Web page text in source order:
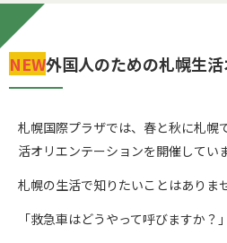
NEW外国人のための札幌生
札幌国際プラザでは、春と秋に札幌
活オリエンテーションを開催していま
札幌の生活で知りたいことはありま
「救急車はどうやって呼びますか？」